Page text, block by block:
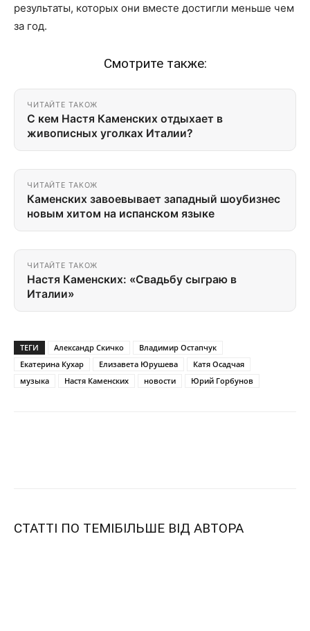
результаты, которыx они вместе достигли меньше чем
за год.
Смотрите также:
ЧИТАЙТЕ ТАКОЖ
С кем Настя Каменских отдыхает в
живописных уголках Италии?
ЧИТАЙТЕ ТАКОЖ
Каменских завоевывает западный шоубизнес
новым хитом на испанском языке
ЧИТАЙТЕ ТАКОЖ
Настя Каменских: «Свадьбу сыграю в
Италии»
ТЕГИ Александр Скичко
Владимир Остапчук
Екатерина Кухар
Елизавета Юрушева
Катя Осадчая
музыка
Настя Каменских новости Юрий Горбунов
СТАТТІ ПО ТЕМІБІЛЬШЕ ВІД АВТОРА